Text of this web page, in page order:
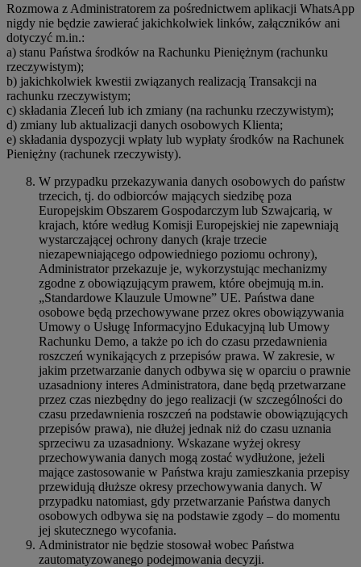
Rozmowa z Administratorem za pośrednictwem aplikacji WhatsApp
nigdy nie będzie zawierać jakichkolwiek linków, załączników ani
dotyczyć m.in.:
a) stanu Państwa środków na Rachunku Pieniężnym (rachunku
rzeczywistym);
b) jakichkolwiek kwestii związanych realizacją Transakcji na
rachunku rzeczywistym;
c) składania Zleceń lub ich zmiany (na rachunku rzeczywistym);
d) zmiany lub aktualizacji danych osobowych Klienta;
e) składania dyspozycji wpłaty lub wypłaty środków na Rachunek
Pieniężny (rachunek rzeczywisty).
W przypadku przekazywania danych osobowych do państw
trzecich, tj. do odbiorców mających siedzibę poza
Europejskim Obszarem Gospodarczym lub Szwajcarią, w
krajach, które według Komisji Europejskiej nie zapewniają
wystarczającej ochrony danych (kraje trzecie
niezapewniającego odpowiedniego poziomu ochrony),
Administrator przekazuje je, wykorzystując mechanizmy
zgodne z obowiązującym prawem, które obejmują m.in.
„Standardowe Klauzule Umowne” UE. Państwa dane
osobowe będą przechowywane przez okres obowiązywania
Umowy o Usługę Informacyjno Edukacyjną lub Umowy
Rachunku Demo, a także po ich do czasu przedawnienia
roszczeń wynikających z przepisów prawa. W zakresie, w
jakim przetwarzanie danych odbywa się w oparciu o prawnie
uzasadniony interes Administratora, dane będą przetwarzane
przez czas niezbędny do jego realizacji (w szczególności do
czasu przedawnienia roszczeń na podstawie obowiązujących
przepisów prawa), nie dłużej jednak niż do czasu uznania
sprzeciwu za uzasadniony. Wskazane wyżej okresy
przechowywania danych mogą zostać wydłużone, jeżeli
mające zastosowanie w Państwa kraju zamieszkania przepisy
przewidują dłuższe okresy przechowywania danych. W
przypadku natomiast, gdy przetwarzanie Państwa danych
osobowych odbywa się na podstawie zgody – do momentu
jej skutecznego wycofania.
Administrator nie będzie stosował wobec Państwa
zautomatyzowanego podejmowania decyzji.